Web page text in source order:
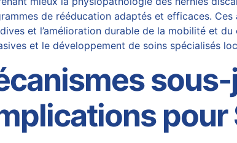
de rééducation adaptés et efficaces.
et l’amélioration durable de la mobilité et
et le développement de soins spécialisés